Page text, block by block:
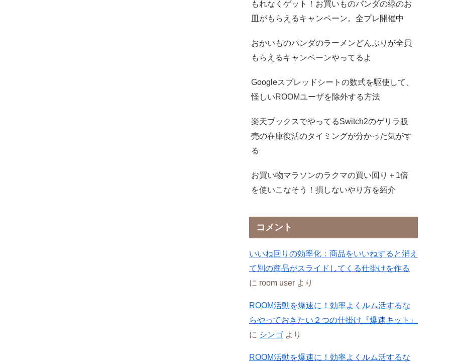
もれなくゲット！お買いものパンダの緑のお
皿がもらえるキャンペーン。全プレ開催中
おかいものパンダのラーメンどんぶりが全員
もらえるキャンペーンやってるよ
Googleスプレッドシートの数式を駆使して、
怪しいROOMユーザを除外する方法
楽天ブックスでやってるSwitch2のゲリラ販
売の在庫復活のタイミングが分かった気がす
る
お買い物マラソンのラクマの買い回り＋1倍
を使いこなそう！損しないやり方を紹介
コメント
いいね回りの効率化：商品をいいねすると消え
て別の商品がスライドしてくる仕掛けを作る
に room user より
ROOM活動を爆速に！効率よくルム活するな
らやっておきたい２つの仕掛け『爆速キット』
に シンゴ より
ROOM活動を爆速に！効率よくルム活するな